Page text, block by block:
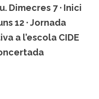
Dimecres 7 · Inici
12 · Jornada
a l’escola CIDE